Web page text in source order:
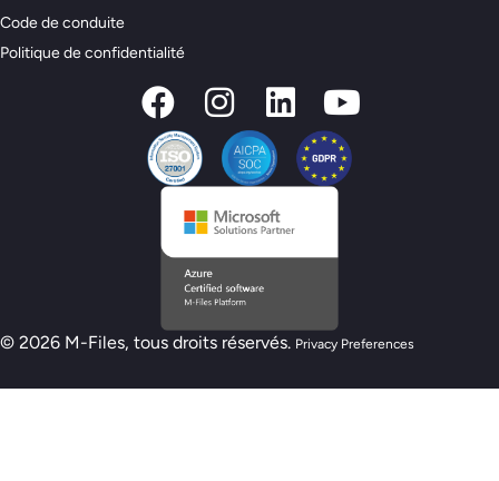
Code de conduite
Politique de confidentialité
© 2026 M-Files, tous droits réservés. Privacy Preferences
Nouveau modèle de préparation M-Files :